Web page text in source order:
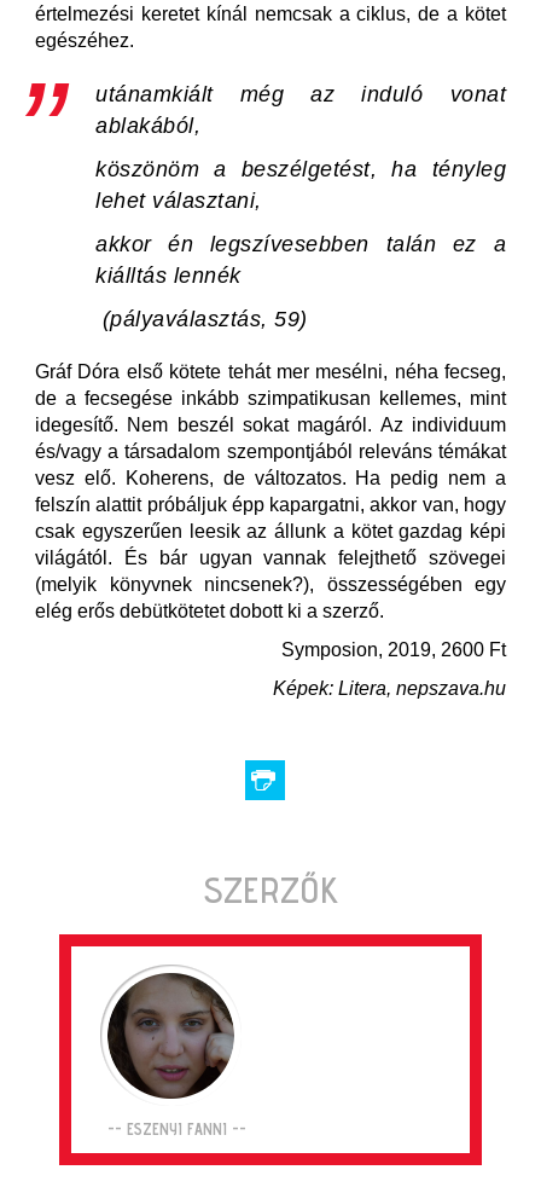
értelmezési keretet kínál nemcsak a ciklus, de a kötet
egészéhez.
utánamkiált még az induló vonat
ablakából,
köszönöm a beszélgetést, ha tényleg
lehet választani,
akkor én legszívesebben talán ez a
kiálltás lennék
(pályaválasztás, 59)
Gráf Dóra első kötete tehát mer mesélni, néha fecseg,
de a fecsegése inkább szimpatikusan kellemes, mint
idegesítő. Nem beszél sokat magáról. Az individuum
és/vagy a társadalom szempontjából releváns témákat
vesz elő. Koherens, de változatos. Ha pedig nem a
felszín alattit próbáljuk épp kapargatni, akkor van, hogy
csak egyszerűen leesik az állunk a kötet gazdag képi
világától. És bár ugyan vannak felejthető szövegei
(melyik könyvnek nincsenek?), összességében egy
elég erős debütkötetet dobott ki a szerző.
Symposion, 2019, 2600 Ft
Képek: Litera, nepszava.hu
SZERZŐK
-- ESZENYI FANNI --